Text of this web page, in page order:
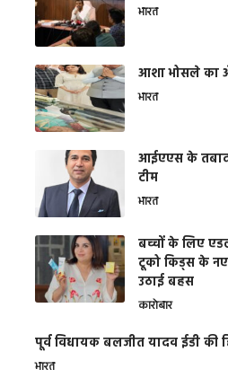
भारत
आशा भोसले का
भारत
आईएएस के
टीम
भारत
बच्चों के लिए
टूको किड्स के
उठाई बहस
कारोबार
पूर्व विधायक बलजीत यादव ईडी की
भारत